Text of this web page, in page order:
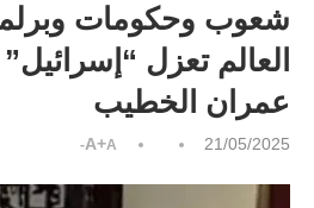
شعوب وحكومات
العالم تعزل
عمران الخطيب
21/05/2025
A+A-